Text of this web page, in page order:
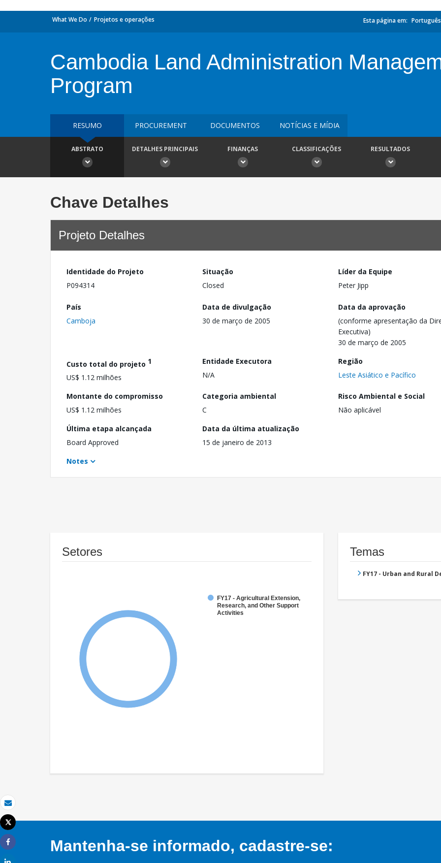
Email
Imprimir
Tweet
Share
What We Do Projetos e operações Esta página em: Português
Cambodia Land Administration
Program
RESUMO PROCUREMENT DOCUMENTOS NOTÍCIAS E MÍDIA
ABSTRATO DETALHES PRINCIPAIS FINANÇAS CLASSIFICAÇÕES RESULTADOS
Chave Detalhes
Projeto Detalhes
Identidade do Projeto
P094314
Situação
Closed
Líder da Equipe
Peter Jipp
País
Camboja
Data de divulgação
30 de março de 2005
Data da aprovação
(conforme apresentação da
Executiva)
30 de março de 2005
Custo total do projeto 1
US$ 1.12 milhões
Entidade Executora
N/A
Região
Leste Asiático e Pacífico
Montante do compromisso
US$ 1.12 milhões
Categoria ambiental
C
Risco Ambiental e Social
Não aplicável
Última etapa alcançada
Board Approved
Data da última atualização
15 de janeiro de 2013
Notes
Setores
FY17 - Agricultural Extension,
Research, and Other Support
Activities
Temas
FY17 - Urban and Rural
Mantenha-se informado, cadastre-se: